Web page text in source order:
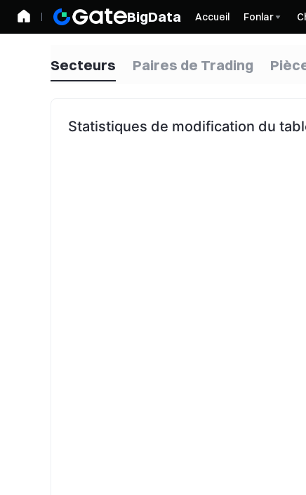
BigData Accueil Fonlar
Secteurs Paires de Trading
Statistiques de modification du